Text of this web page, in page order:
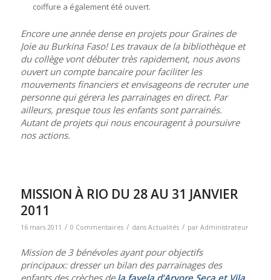
coiffure a également été ouvert.
Encore une année dense en projets pour Graines de
Joie au Burkina Faso! Les travaux de la bibliothèque et
du collège vont débuter très rapidement, nous avons
ouvert un compte bancaire pour faciliter les
mouvements financiers et envisageons de recruter une
personne qui gérera les parrainages en direct. Par
ailleurs, presque tous les enfants sont parrainés.
Autant de projets qui nous encouragent à poursuivre
nos actions.
MISSION À RIO DU 28 AU 31 JANVIER
2011
16 mars 2011 / 0 Commentaires / dans Actualités / par Administrateur
Mission de 3 bénévoles ayant pour objectifs
principaux: dresser un bilan des parrainages des